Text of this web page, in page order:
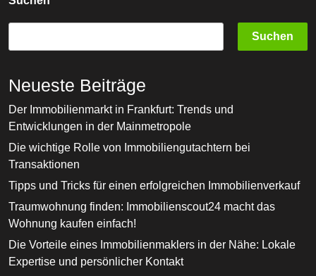
Suchen
Neueste Beiträge
Der Immobilienmarkt in Frankfurt: Trends und
Entwicklungen in der Mainmetropole
Die wichtige Rolle von Immobiliengutachtern bei
Transaktionen
Tipps und Tricks für einen erfolgreichen Immobilienverkauf
Traumwohnung finden: Immobilienscout24 macht das
Wohnung kaufen einfach!
Die Vorteile eines Immobilienmaklers in der Nähe: Lokale
Expertise und persönlicher Kontakt